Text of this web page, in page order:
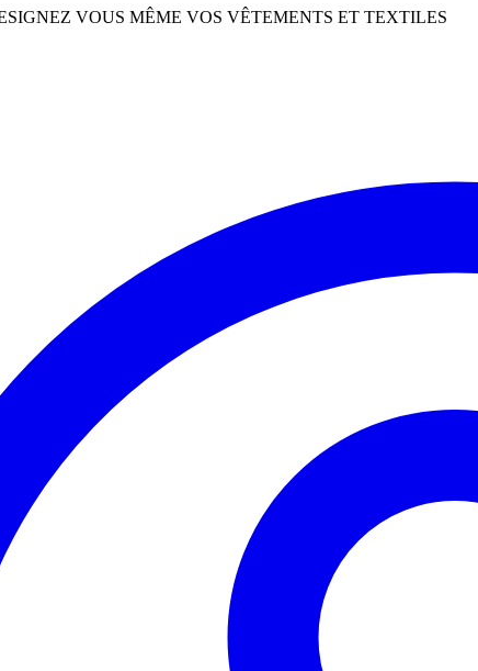
VOUS MÊME VOS VÊTEMENTS ET TEXTILES